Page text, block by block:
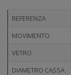
REFERENZA
MOVIMENTO
VETRO
DIAMETRO CASSA